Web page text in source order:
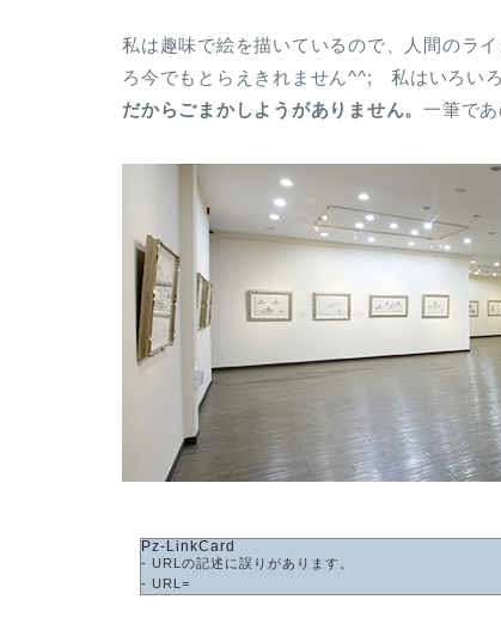
私は趣味で絵を描いているので、人間のラ
ろ今でもとらえきれません^^; 私はいろい
だからごまかしようがありません。一筆で
Pz-LinkCard
- URLの記述に誤りがあります。
- URL=